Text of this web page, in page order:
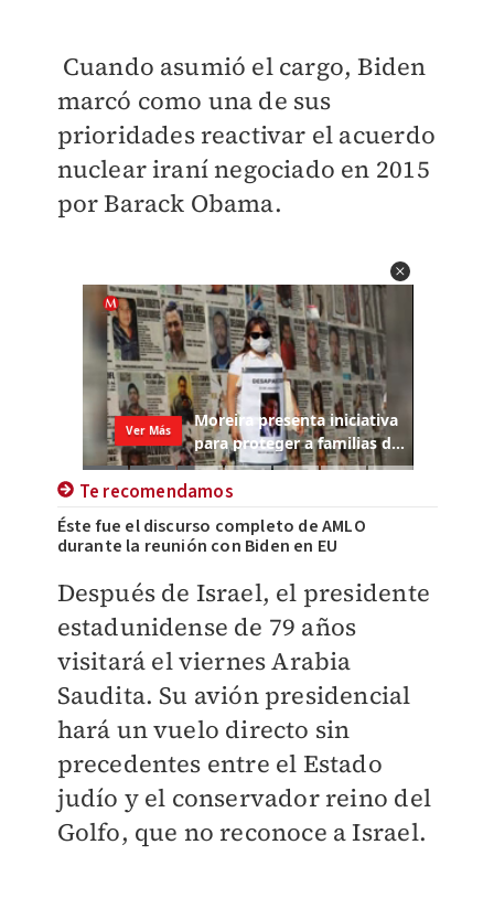
Cuando asumió el cargo, Biden
marcó como una de sus
prioridades reactivar el acuerdo
nuclear iraní negociado en 2015
por Barack Obama.
Te recomendamos
Éste fue el discurso completo de AMLO
durante la reunión con Biden en EU
Después de Israel, el presidente
estadunidense de 79 años
visitará el viernes Arabia
Saudita. Su avión presidencial
hará un vuelo directo sin
precedentes entre el Estado
judío y el conservador reino del
Golfo, que no reconoce a Israel.